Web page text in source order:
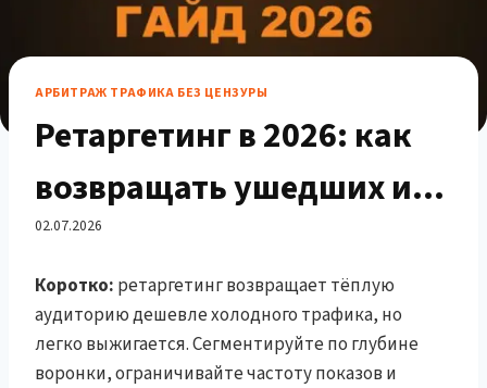
АРБИТРАЖ ТРАФИКА БЕЗ ЦЕНЗУРЫ
Ретаргетинг в 2026: как
возвращать ушедших и
не выжигать аудиторию
— данные, сегменты,
частота
02.07.2026
Коротко: ретаргетинг возвращает тёплую
аудиторию дешевле холодного трафика, но
легко выжигается. Сегментируйте по глубине
воронки, ограничивайте частоту показов и